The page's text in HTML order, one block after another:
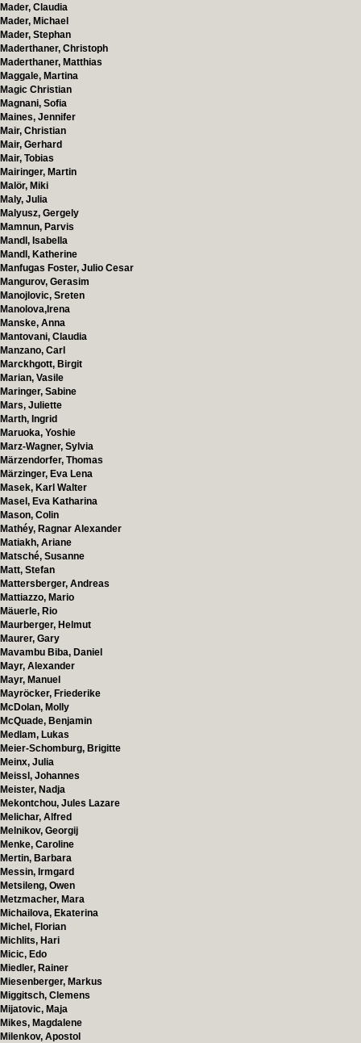
Mader, Claudia
Mader, Michael
Mader, Stephan
Maderthaner, Christoph
Maderthaner, Matthias
Maggale, Martina
Magic Christian
Magnani, Sofia
Maines, Jennifer
Mair, Christian
Mair, Gerhard
Mair, Tobias
Mairinger, Martin
Malör, Miki
Maly, Julia
Malyusz, Gergely
Mamnun, Parvis
Mandl, Isabella
Mandl, Katherine
Manfugas Foster, Julio Cesar
Mangurov, Gerasim
Manojlovic, Sreten
Manolova,Irena
Manske, Anna
Mantovani, Claudia
Manzano, Carl
Marckhgott, Birgit
Marian, Vasile
Maringer, Sabine
Mars, Juliette
Marth, Ingrid
Maruoka, Yoshie
Marz-Wagner, Sylvia
Märzendorfer, Thomas
Märzinger, Eva Lena
Masek, Karl Walter
Masel, Eva Katharina
Mason, Colin
Mathéy, Ragnar Alexander
Matiakh, Ariane
Matsché, Susanne
Matt, Stefan
Mattersberger, Andreas
Mattiazzo, Mario
Mäuerle, Rio
Maurberger, Helmut
Maurer, Gary
Mavambu Biba, Daniel
Mayr, Alexander
Mayr, Manuel
Mayröcker, Friederike
McDolan, Molly
McQuade, Benjamin
Medlam, Lukas
Meier-Schomburg, Brigitte
Meinx, Julia
Meissl, Johannes
Meister, Nadja
Mekontchou, Jules Lazare
Melichar, Alfred
Melnikov, Georgij
Menke, Caroline
Mertin, Barbara
Messin, Irmgard
Metsileng, Owen
Metzmacher, Mara
Michailova, Ekaterina
Michel, Florian
Michlits, Hari
Micic, Edo
Miedler, Rainer
Miesenberger, Markus
Miggitsch, Clemens
Mijatovic, Maja
Mikes, Magdalene
Milenkov, Apostol